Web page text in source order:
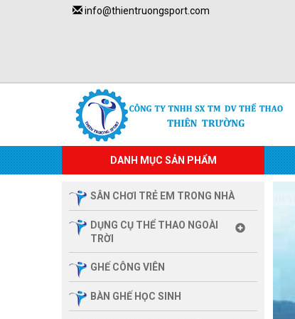
info@thientruongsport.com
DANH MỤC SẢN PHẨM
SÂN CHƠI TRẺ EM TRONG NHÀ
DỤNG CỤ THỂ THAO NGOÀI
TRỜI
GHẾ CÔNG VIÊN
BÀN GHẾ HỌC SINH